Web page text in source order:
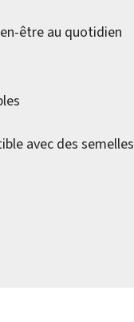
être au quotidien
avec des semelles